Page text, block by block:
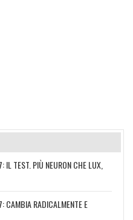
TEST. PIÙ NEURON CHE LUX,
CAMBIA RADICALMENTE E